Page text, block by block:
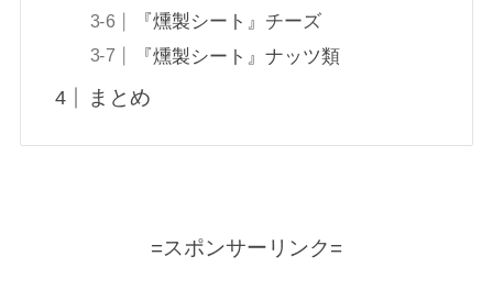
『燻製シート』チーズ
『燻製シート』ナッツ類
まとめ
=スポンサーリンク=